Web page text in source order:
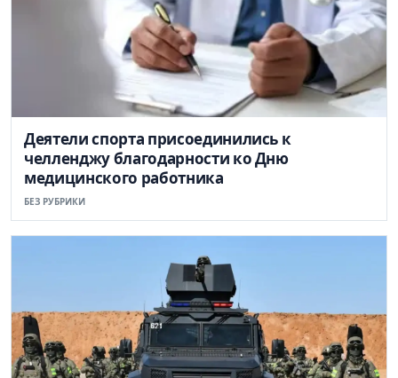
Деятели спорта присоединились к
челленджу благодарности ко Дню
медицинского работника
БЕЗ РУБРИКИ